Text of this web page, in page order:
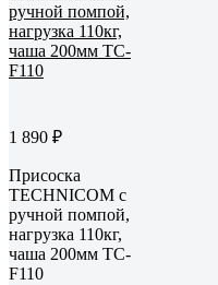
1 890 ₽
Присоска
TECHNICOM с
ручной помпой,
нагрузка 110кг,
чаша 200мм TC-
F110